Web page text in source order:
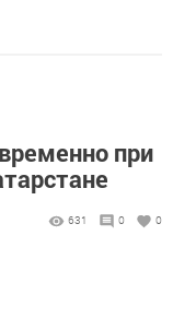
при
631 0 0